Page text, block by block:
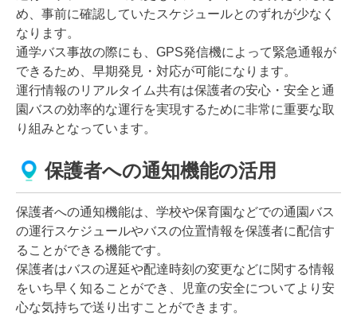
め、事前に確認していたスケジュールとのずれが少なく
なります。
通学バス事故の際にも、GPS発信機によって緊急通報が
できるため、早期発見・対応が可能になります。
運行情報のリアルタイム共有は保護者の安心・安全と通
園バスの効率的な運行を実現するために非常に重要な取
り組みとなっています。
保護者への通知機能の活用
保護者への通知機能は、学校や保育園などでの通園バス
の運行スケジュールやバスの位置情報を保護者に配信す
ることができる機能です。
保護者はバスの遅延や配達時刻の変更などに関する情報
をいち早く知ることができ、児童の安全についてより安
心な気持ちで送り出すことができます。